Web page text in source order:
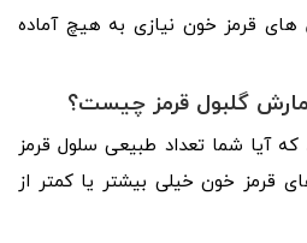
قرمز خون نیازی به هیچ آماده
گلبول قرمز چیست؟
آیا شما تعداد طبیعی سلول قرمز
قرمز خون خیلی بیشتر یا کمتر از